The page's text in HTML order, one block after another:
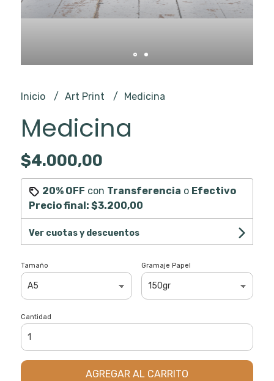
Inicio Art Print Medicina
Medicina
$4.000,00
20% OFF con Transferencia o Efectivo
Precio final: $3.200,00
Ver cuotas y descuentos
Tamaño Gramaje Papel
Cantidad
AGREGAR AL CARRITO